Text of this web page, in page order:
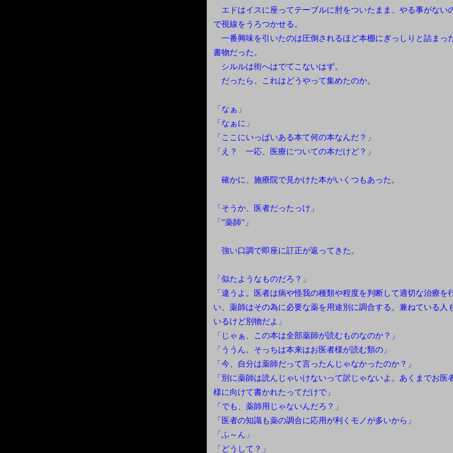
エドはイスに座ってテーブルに肘をついたまま、やる事がない
で視線をうろつかせる。
一番興味を引いたのは圧倒されるほど本棚にぎっしりと詰まっ
書物だった。
シルルは街へはでてこないはず。
だったら、これはどうやって集めたのか。
「なぁ」
「なぁに」
「ここにいっぱいある本て何の本なんだ？」
「え？ 一応、医療についての本だけど？」
確かに、施療院で見かけた本がいくつもあった。
「そうか、医者だったっけ」
「”薬師”」
強い口調で即座に訂正が返ってきた。
「似たようなものだろ？」
「違うよ。医者は病や怪我の種類や程度を判断して適切な治療を
い、薬師はその為に必要な薬を用途別に調合する。兼ねている人
いるけど別物だよ」
「じゃぁ、この本は全部薬師が読むものなのか？」
「ううん。そっちは本来はお医者様が読む類の」
「今、自分は薬師だって言ったんじゃなかったのか？」
「別に薬師は読んじゃいけないって訳じゃないよ。あくまでお医
様に向けて書かれたってだけで」
「でも、薬師用じゃないんだろ？」
「医者の知識も薬の調合に応用が利くモノが多いから」
「ふ～ん」
「どうして？」